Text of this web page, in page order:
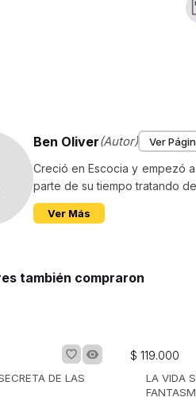
Ben Oliver(Autor) Ver
Creció en Escocia y empezó
parte de su tiempo tratando
Ver Más
también compraron